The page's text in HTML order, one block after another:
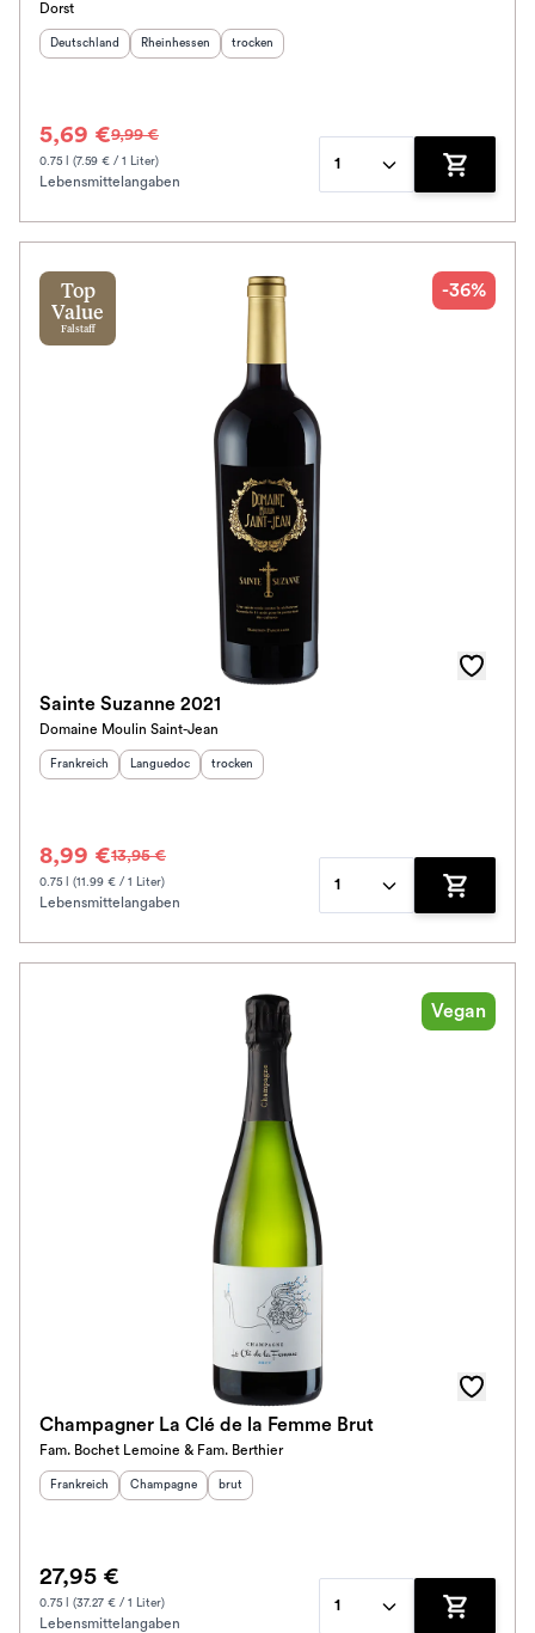
Dorst
Herkunftsland
Deutschland Herkunftsregion :
Rheinhessen Geschmack
trocken
5,69 €9,99 €
0.75 l (7.59 € / 1 Liter)
Lebensmittelangaben
1
Zum
Top
Value
Falstaff
-36%
Sainte Suzanne 2021
Domaine Moulin Saint-Jean
Herkunftsland
Frankreich Herkunftsregion:
Languedoc Geschmack
trocken
8,99 €13,95 €
0.75 l (11.99 € / 1 Liter)
Lebensmittelangaben
1
Zum
Vegan
Champagner La Clé de la Femme Brut
Fam. Bochet Lemoine & Fam. Berthier
Herkunftsland
Frankreich Herkunftsregion :
Champagne Geschmack
brut
27,95 €
0.75 l (37.27 € / 1 Liter)
Lebensmittelangaben
1
Zum